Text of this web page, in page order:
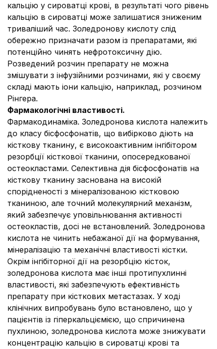
кальцію у сироватці крові, в результаті чого рівень
кальцію в сироватці може залишатися зниженим
триваліший час. Золедронову кислоту слід
обережно призначати разом із препаратами, які
потенційно чинять нефротоксичну дію.
Розведений розчин препарату не можна
змішувати з інфузійними розчинами, які у своєму
складі мають іони кальцію, наприклад, розчином
Рінгера.
Фармакологічні властивості.
Фармакодинаміка. Золедронова кислота належить
до класу бісфоcфонатів, що вибірково діють на
кісткову тканину, є високоактивним інгібітором
резорбції кісткової тканини, опосередкованої
остеокластами. Селективна дія бісфосфонатів на
кісткову тканину заснована на високій
спорідненості з мінералізованою кістковою
тканиною, але точний молекулярний механізм,
який забезпечує уповільнювання активності
остеокластів, досі не встановлений. Золедронова
кислота не чинить небажаної дії на формування,
мінералізацію та механічні властивості кістки.
Окрім інгібіторної дії на резорбцію кісток,
золедронова кислота має інші протипухлинні
властивості, які забезпечують ефективність
препарату при кісткових метастазах. У ході
клінічних випробувань було встановлено, що у
пацієнтів із гіперкальціємією, що спричинена
пухлиною, золедронова кислота може знижувати
концентрацію кальцію в сироватці крові та